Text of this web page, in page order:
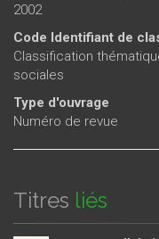
2002
Code Identifiant de
Classification
sociales
Type d'ouvrage
Numéro de revue
Titres liés